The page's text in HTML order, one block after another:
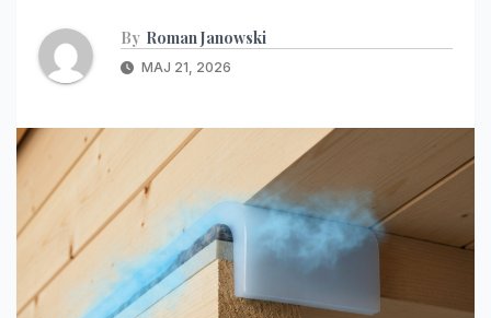
By Roman Janowski
MAJ 21, 2026